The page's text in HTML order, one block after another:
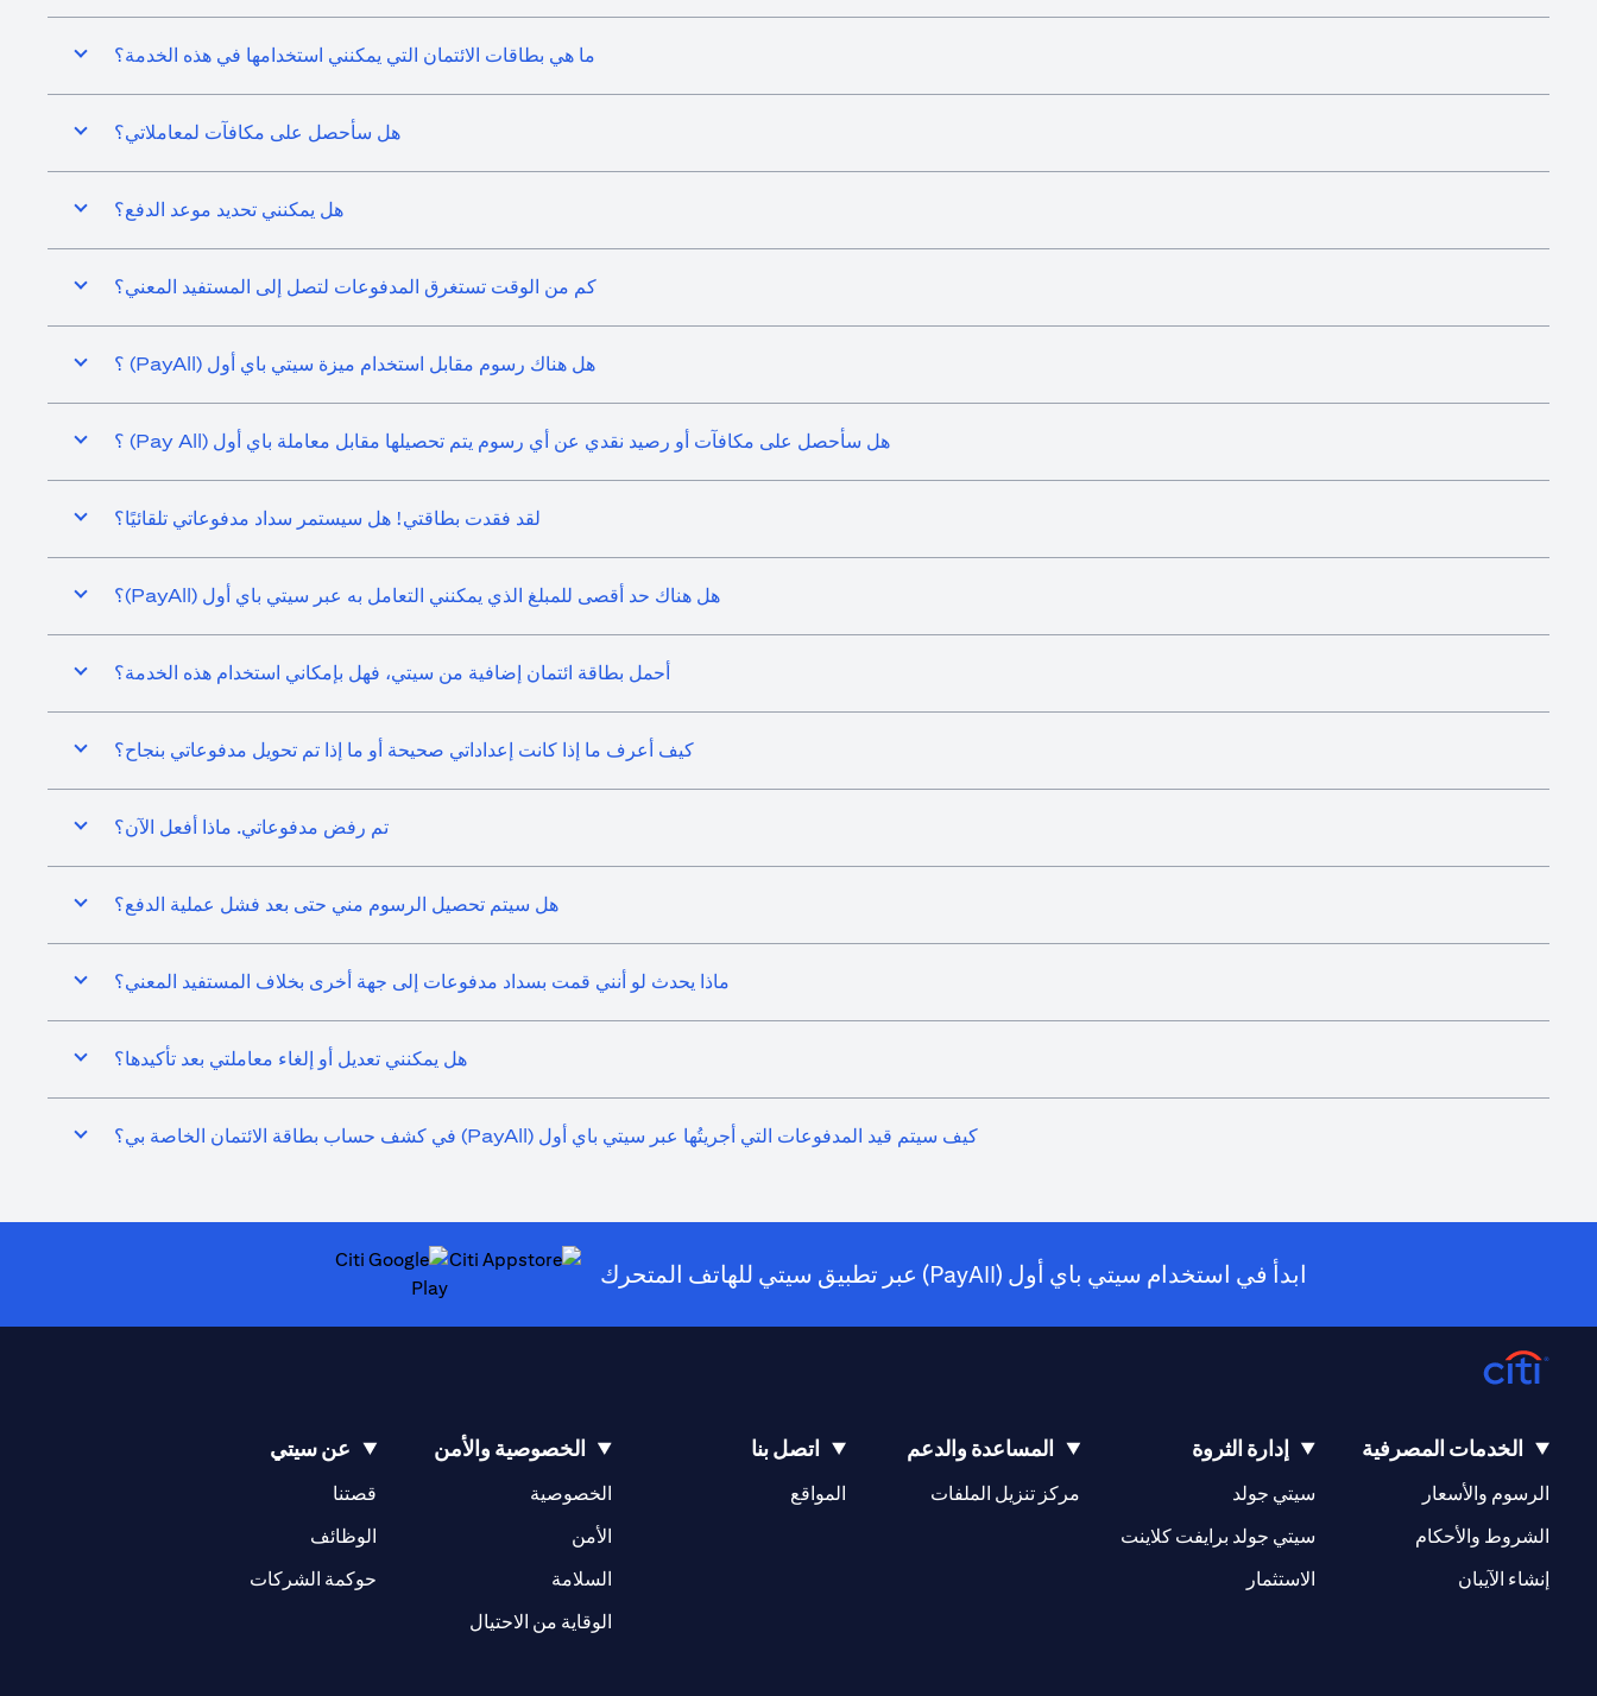
ما هي بطاقات الائتمان التي يمكنني استخدامها في هذه الخدمة؟
هل سأحصل على مكافآت لمعاملاتي؟
هل يمكنني تحديد موعد الدفع؟
كم من الوقت تستغرق المدفوعات لتصل إلى المستفيد المعني؟
هل هناك رسوم مقابل استخدام ميزة سيتي باي أول (PayAll) ؟
هل سأحصل على مكافآت أو رصيد نقدي عن أي رسوم يتم تحصيلها مقابل معاملة باي أول (Pay All) ؟
لقد فقدت بطاقتي! هل سيستمر سداد مدفوعاتي تلقائيًا؟
هل هناك حد أقصى للمبلغ الذي يمكنني التعامل به عبر سيتي باي أول (PayAll)؟
أحمل بطاقة ائتمان إضافية من سيتي، فهل بإمكاني استخدام هذه الخدمة؟
كيف أعرف ما إذا كانت إعداداتي صحيحة أو ما إذا تم تحويل مدفوعاتي بنجاح؟
تم رفض مدفوعاتي. ماذا أفعل الآن؟
هل سيتم تحصيل الرسوم مني حتى بعد فشل عملية الدفع؟
ماذا يحدث لو أنني قمت بسداد مدفوعات إلى جهة أخرى بخلاف المستفيد المعني؟
هل يمكنني تعديل أو إلغاء معاملتي بعد تأكيدها؟
كيف سيتم قيد المدفوعات التي أجريتُها عبر سيتي باي أول (PayAll) في كشف حساب بطاقة الائتمان الخاصة بي؟
ابدأ في استخدام سيتي باي أول (PayAll) عبر تطبيق سيتي للهاتف المتحرك
الخدمات المصرفية
الرسوم والأسعار
الشروط والأحكام
إنشاء الآيبان
إدارة الثروة
سيتي جولد
سيتي جولد برايفت كلاينت
الاستثمار
المساعدة والدعم
مركز تنزيل الملفات
اتصل بنا
المواقع
(opens in a new tab)
الخصوصية والأمن
الخصوصية
الأمن
السلامة
الوقاية من الاحتيال
عن سيتي
قصتنا
(opens in a new tab)
الوظائف
(opens in a new tab)
حوكمة الشركات
(opens in a new tab)